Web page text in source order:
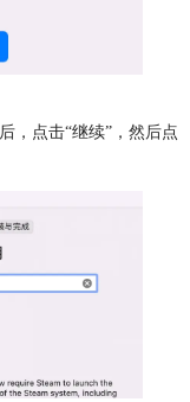
，点击“继续”，然后点